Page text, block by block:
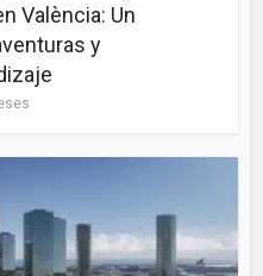
València: Un
y